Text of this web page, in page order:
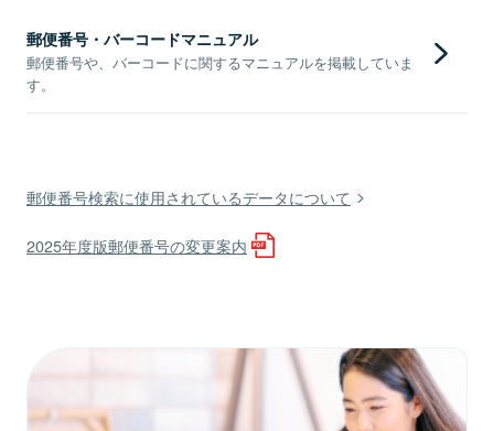
郵便番号・バーコードマニュアル
郵便番号や、バーコードに関するマニュアルを掲載していま
す。
郵便番号検索に使用されているデータについて
2025年度版郵便番号の変更案内